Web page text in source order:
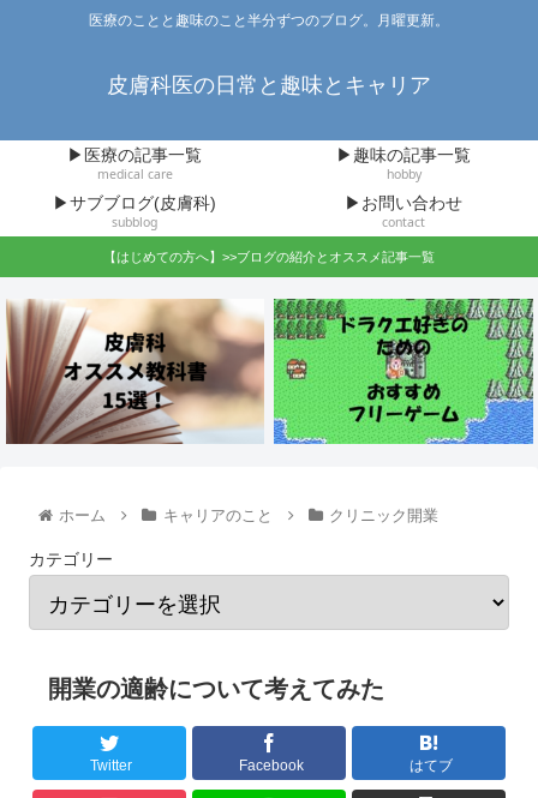
医療のことと趣味のこと半分ずつのブログ。月曜更新。
皮膚科医の日常と趣味とキャリア
▶医療の記事一覧
medical care
▶趣味の記事一覧
hobby
▶サブブログ(皮膚科)
subblog
▶お問い合わせ
contact
【はじめての方へ】>>ブログの紹介とオススメ記事一覧
ホーム キャリアのこと クリニック開業
カテゴリー
開業の適齢について考えてみた
Twitter Facebook はてブ